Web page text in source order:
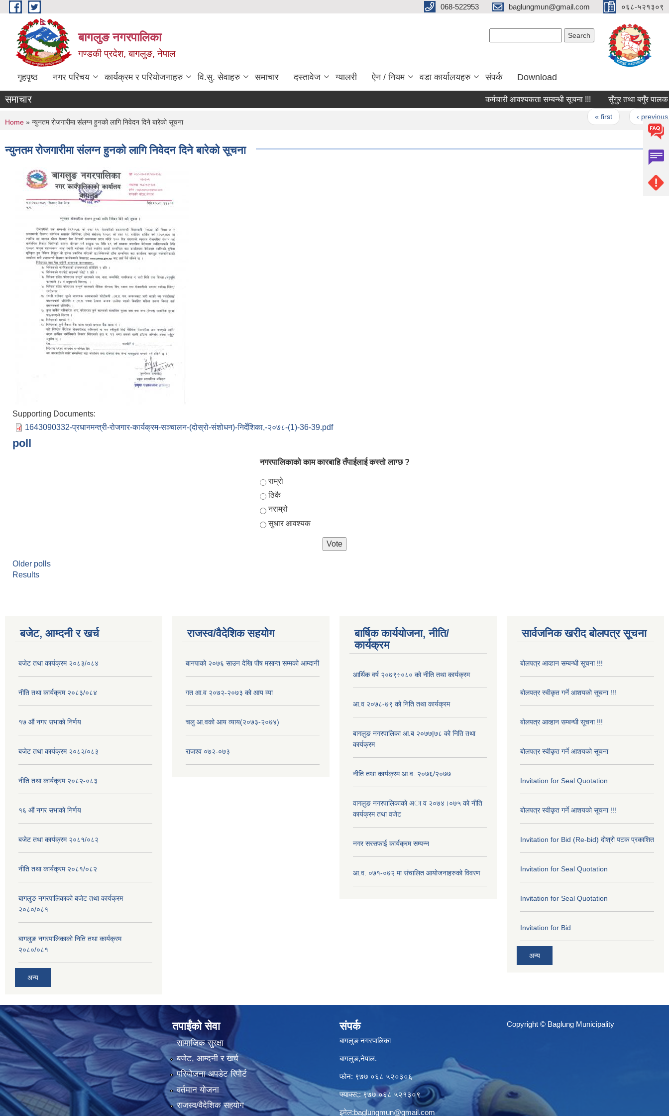
Skip to main content 068-522953 baglungmun@gmail.com ०६८-५२१३०९
बागलुङ नगरपालिका
गण्डकी प्रदेश, बागलुङ, नेपाल
गृहपृष्ठ नगर परिचय कार्यक्रम र परियोजनाहरु वि.सु. सेवाहरु समाचार दस्तावेज ग्यालरी ऐन / नियम वडा कार्यालयहरु संपर्क Download
समाचार कर्मचारी आवश्यकता सम्बन्धी सूचना !!! सुँगुर तथा बगुँर पालक
« first ‹ previous
You are here
Home » न्युनतम रोजगारीमा संलग्न हुनको लागि निवेदन दिने बारेको सूचना
न्युनतम रोजगारीमा संलग्न हुनको लागि निवेदन दिने बारेको सूचना
Supporting Documents:
1643090332-प्रधानमन्त्री-रोजगार-कार्यक्रम-सञ्चालन-(दोस्रो-संशोधन)-निर्देशिका,-२०७८-(1)-36-39.pdf
poll
नगरपालिकाको काम कारबाहि तँपाईलाई कस्तो लाग्छ ?
Choices
राम्रो
ठिकै
नराम्रो
सुधार आवश्यक
Older polls
Results
बजेट, आम्दनी र खर्च
बजेट तथा कार्यक्रम २०८३/०८४
नीति तथा कार्यक्रम २०८३/०८४
१७ ‌‍औं नगर सभाकाे निर्णय
बजेट तथा कार्यक्रम २०८२/०८३
नीति तथा कार्यक्रम २०८२-०८३
१६ ‌औं नगर सभाकाे निर्णय
बजेट तथा कार्यक्रम २०८१/०८२
नीति तथा कार्यक्रम २०८१/०८२
बागलुङ नगरपालिकाको बजेट तथा कार्यक्रम
२०८०/०८१
बागलुङ नगरपालिकाको निति तथा कार्यक्रम
२०८०/०८१
अन्य
राजस्व/वैदेशिक सहयोग
बानपाको २०७६ साउन देखि पौष मसान्त सम्मको आम्दानी
गत आ.व २०७२-२०७३ को आय व्या
चलु आ.वको आय व्याय(२०७३-२०७४)
राजश्व ०७२-०७३
बार्षिक कार्ययोजना, नीति/
कार्यक्रम
आर्थिक वर्ष २०७९÷०८० को नीति तथा कार्यक्रम
आ.व २०७८-७९ को निति तथा कार्यक्रम
बागलुङ नगरपालिका आ.ब २०७७|७८ को निति तथा
कार्यक्रम
नीति तथा कार्यक्रम आ.व. २०७६/२०७७
वागलुङ नगरपालिकाकाे अा‍ व २०७४।०७५ काे नीति
कार्यक्रम तथा वजेट
नगर सरसफाई कार्यक्रम सम्पन्न
आ.व. ०७१-०७२ मा संचालित आयोजनाहरुको विवरण
सार्वजनिक खरीद बोलपत्र सूचना
बोलपत्र आव्हान सम्बन्धी सूचना !!!
बोलपत्र स्वीकृत गर्ने आशयको सूचना !!!
बोलपत्र आव्हान सम्बन्धी सूचना !!!
बोलपत्र स्वीकृत गर्ने आशयको सूचना
Invitation for Seal Quotation
बोलपत्र स्वीकृत गर्ने आशयको सूचना !!!
Invitation for Bid (Re-bid) दोश्रो पटक प्रकाशित
Invitation for Seal Quotation
Invitation for Seal Quotation
Invitation for Bid
अन्य
तपाईंको सेवा
सामाजिक सुरक्षा
बजेट, आम्दनी र खर्च
परियोजना अपडेट रिपोर्ट
वर्तमान योजना
राजस्व/वैदेशिक सहयोग
संपर्क
बागलुङ नगरपालिका
बागलुङ,नेपाल.
फोन: ९७७ ०६८ ५२०३०६
फ्याक्स;: ९७७ ०६८ ५२१३०९
इमेल:baglungmun@gmail.com
Copyright © Baglung Municipality